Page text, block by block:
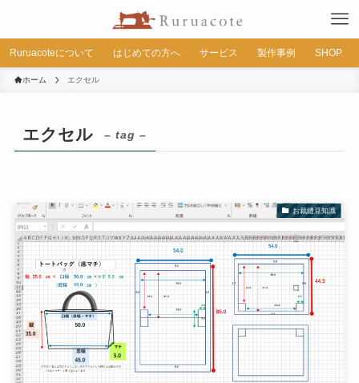
Ruruacoteについて はじめての方へ サービス 製作事例 SHOP
ホーム エクセル
エクセル – tag –
お裁縫豆知識